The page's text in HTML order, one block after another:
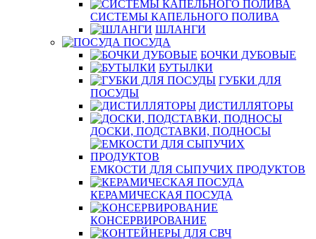
СИСТЕМЫ КАПЕЛЬНОГО ПОЛИВА
ШЛАНГИ
ПОСУДА
БОЧКИ ДУБОВЫЕ
БУТЫЛКИ
ГУБКИ ДЛЯ
ПОСУДЫ
ДИСТИЛЛЯТОРЫ
ДОСКИ, ПОДСТАВКИ, ПОДНОСЫ
ЕМКОСТИ ДЛЯ СЫПУЧИХ ПРОДУКТОВ
КЕРАМИЧЕСКАЯ ПОСУДА
КОНСЕРВИРОВАНИЕ